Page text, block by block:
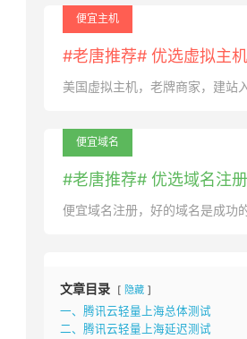
便宜主机
#老唐推荐# 优选虚拟主
美国虚拟主机，老牌商家，建站
便宜域名
#老唐推荐# 优选域名注
便宜域名注册，好的域名是成功
文章目录 隐藏
一、腾讯云轻量上海总体测试
二、腾讯云轻量上海延迟测试